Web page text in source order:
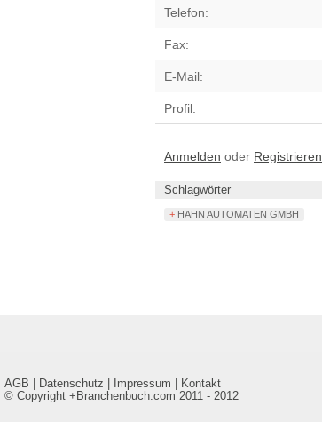
Telefon:
Fax:
E-Mail:
Profil:
Anmelden oder Registrieren
Schlagwörter
+ HAHN AUTOMATEN GMBH
AGB Datenschutz Impressum
Kontakt
© Copyright +Branchenbuch.com 2011 - 2012